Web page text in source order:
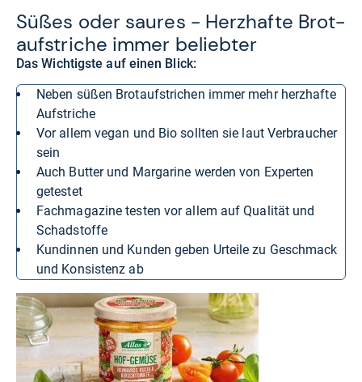
Süßes oder sau­res -​ Herz­hafte Brot­
auf­stri­che immer belieb­ter
Das Wichtigste auf einen Blick:
Neben süßen Brotaufstrichen immer mehr herzhafte
Aufstriche
Vor allem vegan und Bio sollten sie laut Verbraucher
sein
Auch Butter und Margarine werden von Experten
getestet
Fachmagazine testen vor allem auf Qualität und
Schadstoffe
Kundinnen und Kunden geben Urteile zu Geschmack
und Konsistenz ab